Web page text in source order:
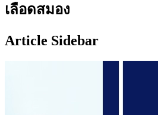
เลือดสมอง
Article Sidebar